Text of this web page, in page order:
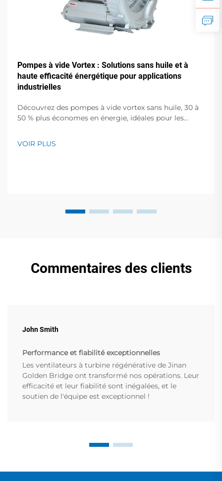
Pompes à vide Vortex : Solutions sans huile et à
haute efficacité énergétique pour applications
industrielles
Découvrez des pompes à vide vortex sans huile, 30 à
50 % plus économes en énergie, idéales pour les
assistance mondiale. Demandez un devis dès
VOIR PLUS
Commentaires des clients
John Smith
Performance et fiabilité exceptionnelles
Les ventilateurs à turbine régénérative de Jinan
Golden Bridge ont transformé nos opérations. Leur
efficacité et leur fiabilité sont inégalées, et le
soutien de l'équipe est exceptionnel !